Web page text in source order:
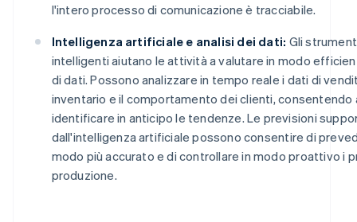
l'intero processo di comunicazione è tracciabile.
Intelligenza artificiale e analisi dei dati: Gli
intelligenti aiutano le attività a valutare in modo
di dati. Possono analizzare in tempo reale i dati di
inventario e il comportamento dei clienti, consentendo
identificare in anticipo le tendenze. Le previsioni
dall'intelligenza artificiale possono consentire di
modo più accurato e di controllare in modo proattivo i
produzione.